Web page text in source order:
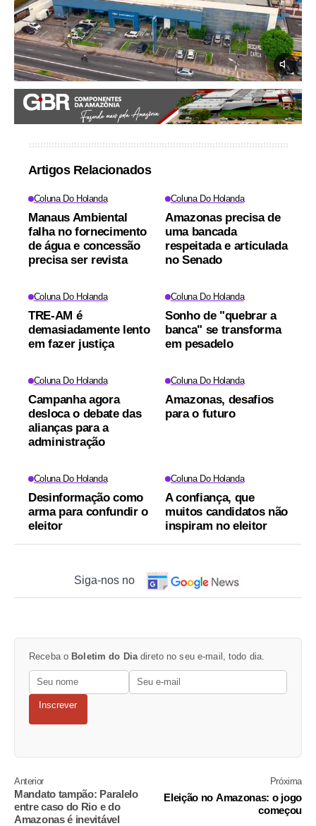
Artigos Relacionados
Coluna Do Holanda
Manaus Ambiental
falha no fornecimento
de água e concessão
precisa ser revista
Coluna Do Holanda
Amazonas precisa de
uma bancada
respeitada e articulada
no Senado
Coluna Do Holanda
TRE-AM é
demasiadamente lento
em fazer justiça
Coluna Do Holanda
Sonho de "quebrar a
banca" se transforma
em pesadelo
Coluna Do Holanda
Campanha agora
desloca o debate das
alianças para a
administração
Coluna Do Holanda
Amazonas, desafios
para o futuro
Coluna Do Holanda
Desinformação como
arma para confundir o
eleitor
Coluna Do Holanda
A confiança, que
muitos candidatos não
inspiram no eleitor
Siga-nos no
Receba o Boletim do Diadireto no seu e-mail, todo dia.
Inscrever
Anterior
Mandato tampão: Paralelo
entre caso do Rio e do
Amazonas é inevitável
Próxima
Eleição no Amazonas: o jogo
começou